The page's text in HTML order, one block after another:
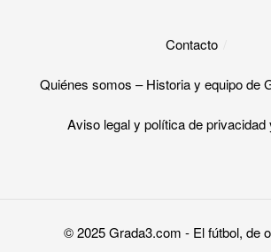
Contacto
Quiénes somos – Historia y equipo de
Aviso legal y política de privacidad
© 2025Grada3.com - El fútbol, de